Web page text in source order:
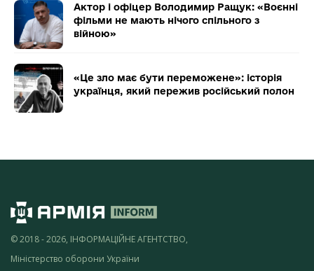
Актор і офіцер Володимир Ращук: «Воєнні
фільми не мають нічого спільного з
війною»
«Це зло має бути переможене»: історія
українця, який пережив російський полон
© 2018 - 2026, ІНФОРМАЦІЙНЕ АГЕНТСТВО,
Міністерство оборони України